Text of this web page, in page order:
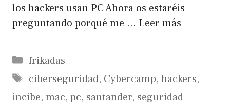
los hackers usan PC Ahora os estaréis
preguntando porqué me … Leer más
Categorías
frikadas
Etiquetas
ciberseguridad, Cybercamp, hackers,
incibe, mac, pc, santander, seguridad